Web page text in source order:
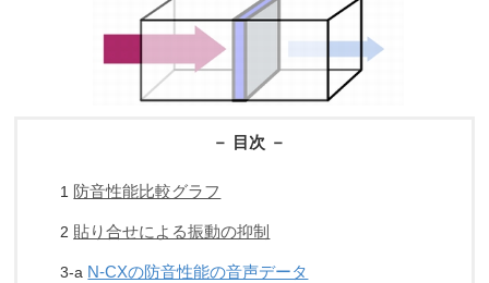
－ 目次 －
1 防音性能比較グラフ
2 貼り合せによる振動の抑制
3-a N-CXの防音性能の音声データ